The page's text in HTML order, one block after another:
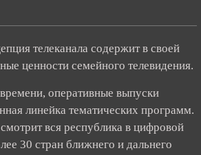
телеканала содержит в своей
ценности семейного телевидения.
оперативные выпуски
линейка тематических программ.
вся республика в цифровой
30 стран ближнего и дальнего